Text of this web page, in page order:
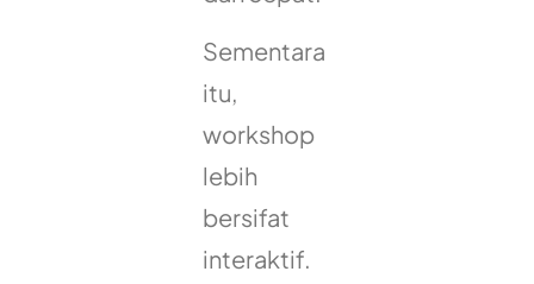
Sementara
itu,
workshop
lebih
bersifat
interaktif.